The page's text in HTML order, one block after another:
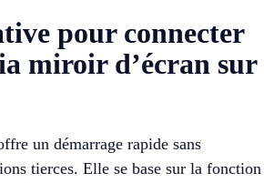
pour connecter
miroir d’écran sur
un démarrage rapide sans
tierces. Elle se base sur la fonction